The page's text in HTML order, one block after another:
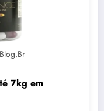
7kg em